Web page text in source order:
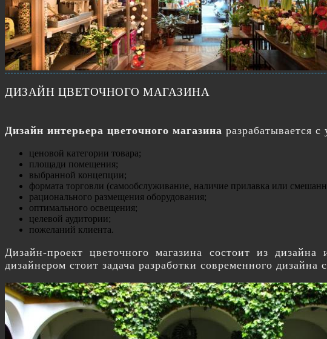
ДИЗАЙН ЦВЕТОЧНОГО МАГАЗИНА
Дизайн интерьера цветочного магазина разрабатывается с
ценовой категории товара;
площади помещения;
выбранной концепции;
формата торговли (самообслуживание, наличие прилавка или
рационального размещения оборудования;
оптимального освещения;
целевой аудитории;
пожеланий клиента.
Дизайн-проект цветочного магазина состоит из
дизайнером стоит задача разработки современного